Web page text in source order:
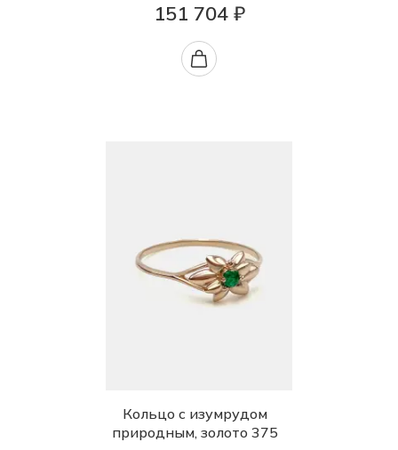
151 704 ₽
Кольцо с изумрудом
природным, золото 375